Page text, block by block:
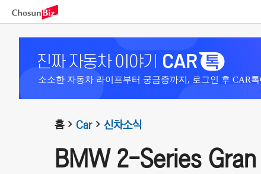
소소한 자동차 라이프부터 궁금증까지, 로그인 후 CAR
홈 Car 신차소식
BMW 2-Series